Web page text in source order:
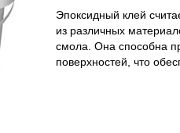
Эпоксидный клей
из различных
смола. Она способна
поверхностей, что